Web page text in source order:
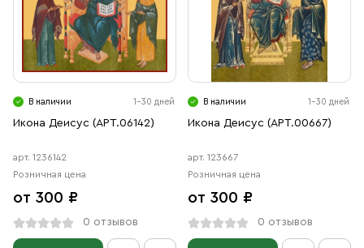
В наличии 1-30 дней
Икона Деисус (АРТ.06142)
арт. 1236142
Розничная цена
от 300 ₽
0 отзывов
В наличии 1-30 дней
Икона Деисус (АРТ.00667)
арт. 123667
Розничная цена
от 300 ₽
0 отзывов